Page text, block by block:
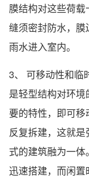
膜结构对这些荷
缝须密封防水，
雨水进入室内。
3、 可移动性和临
是轻型结构对环
要的特性，即可
反复拆建，这就
式的建筑融为一
迅速搭建，而闲